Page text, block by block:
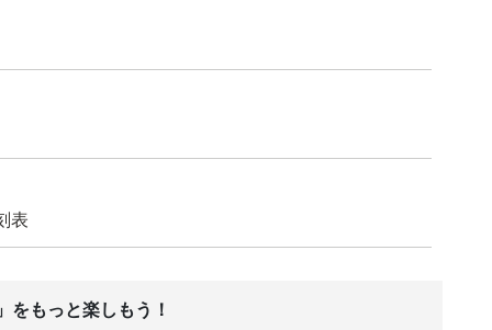
表
をもっと楽しもう！